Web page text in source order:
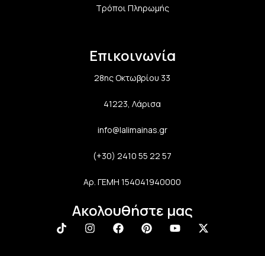
Τρόποι Πληρωμής
Επικοινωνία
28ης Οκτωβρίου 33
41223, Λάρισα
info@lalimainas.gr
(+30) 2410 55 22 57
Αρ. ΓΕΜΗ 154041940000
Ακολουθήστε μας